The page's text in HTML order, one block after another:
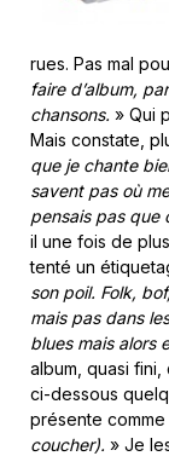
rues. Pas mal
faire d’album,
chansons. » Qui
Mais constate,
que je chante
savent pas où
pensais pas que
il une fois de
tenté un
son poil. Folk,
mais pas dans
blues mais alors
album, quasi fini,
ci-dessous
présente
coucher). » Je